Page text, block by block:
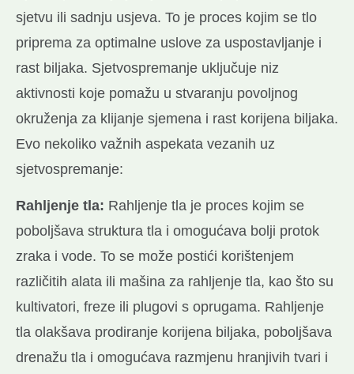
sjetvu ili sadnju usjeva. To je proces kojim se tlo
priprema za optimalne uslove za uspostavljanje i
rast biljaka. Sjetvospremanje uključuje niz
aktivnosti koje pomažu u stvaranju povoljnog
okruženja za klijanje sjemena i rast korijena biljaka.
Evo nekoliko važnih aspekata vezanih uz
sjetvospremanje:
Rahljenje tla: Rahljenje tla je proces kojim se
poboljšava struktura tla i omogućava bolji protok
zraka i vode. To se može postići korištenjem
različitih alata ili mašina za rahljenje tla, kao što su
kultivatori, freze ili plugovi s oprugama. Rahljenje
tla olakšava prodiranje korijena biljaka, poboljšava
drenažu tla i omogućava razmjenu hranjivih tvari i